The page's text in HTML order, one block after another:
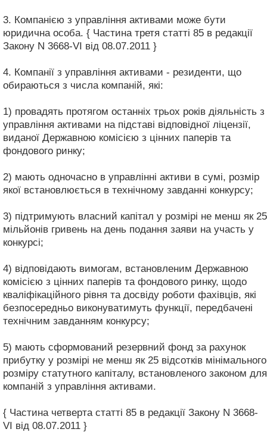
3. Компанією з управління активами може бути
юридична особа. { Частина третя статті 85 в редакції
Закону N 3668-VI від 08.07.2011 }
4. Компанії з управління активами - резиденти, що
обираються з числа компаній, які:
1) провадять протягом останніх трьох років діяльність з
управління активами на підставі відповідної ліцензії,
виданої Державною комісією з цінних паперів та
фондового ринку;
2) мають одночасно в управлінні активи в сумі, розмір
якої встановлюється в технічному завданні конкурсу;
3) підтримують власний капітал у розмірі не менш як 25
мільйонів гривень на день подання заяви на участь у
конкурсі;
4) відповідають вимогам, встановленим Державною
комісією з цінних паперів та фондового ринку, щодо
кваліфікаційного рівня та досвіду роботи фахівців, які
безпосередньо виконуватимуть функції, передбачені
технічним завданням конкурсу;
5) мають сформований резервний фонд за рахунок
прибутку у розмірі не менш як 25 відсотків мінімального
розміру статутного капіталу, встановленого законом для
компаній з управління активами.
{ Частина четверта статті 85 в редакції Закону N 3668-
VI від 08.07.2011 }